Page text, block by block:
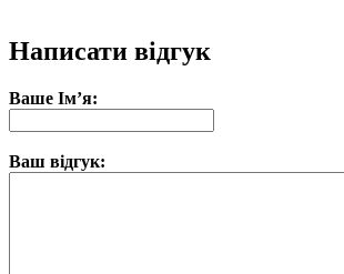
Написати відгук
Ваше Ім’я:
Ваш відгук: